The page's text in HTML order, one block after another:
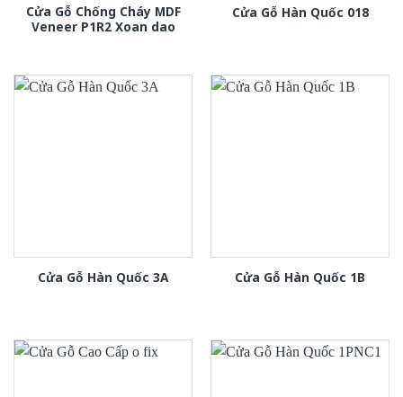
Cửa Gỗ Chống Cháy MDF
Veneer P1R2 Xoan dao
Cửa Gỗ Hàn Quốc 018
Cửa Gỗ Hàn Quốc 3A Cửa Gỗ Hàn Quốc 1B